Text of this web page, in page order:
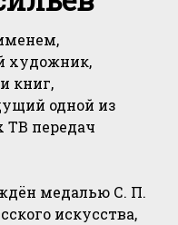
художник,
книг,
одной из
ТВ передач
медалью С. П.
искусства,